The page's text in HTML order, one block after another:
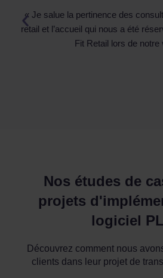
« Je salue la pertinence des
retail et l’accueil qui nous a été
Fit Retail lors de notre
Nos études de
projets
logiciel
Découvrez comment nous
clients dans leur projet de